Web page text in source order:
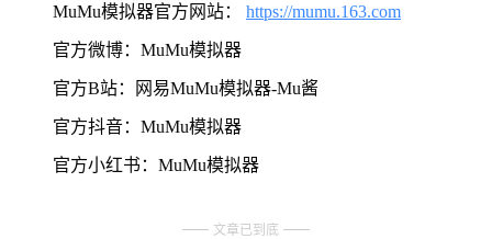
MuMu模拟器官方网站： https://mumu.163.com
官方微博：MuMu模拟器
官方B站：网易MuMu模拟器-Mu酱
官方抖音：MuMu模拟器
官方小红书：MuMu模拟器
文章已到底